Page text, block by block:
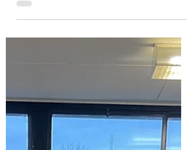
KANNN
Koplopers die nieuwe Koplopers werven